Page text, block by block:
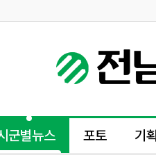
군별뉴스 포토 기